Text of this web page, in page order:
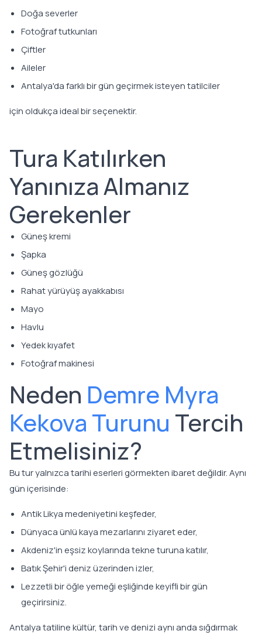
Doğa severler
Fotoğraf tutkunları
Çiftler
Aileler
Antalya'da farklı bir gün geçirmek isteyen tatilciler
için oldukça ideal bir seçenektir.
Tura Katılırken
Yanınıza Almanız
Gerekenler
Güneş kremi
Şapka
Güneş gözlüğü
Rahat yürüyüş ayakkabısı
Mayo
Havlu
Yedek kıyafet
Fotoğraf makinesi
Neden Demre Myra
Kekova Turunu Tercih
Etmelisiniz?
Bu tur yalnızca tarihi eserleri görmekten ibaret değildir. Aynı
gün içerisinde:
Antik Likya medeniyetini keşfeder,
Dünyaca ünlü kaya mezarlarını ziyaret eder,
Akdeniz'in eşsiz koylarında tekne turuna katılır,
Batık Şehir'i deniz üzerinden izler,
Lezzetli bir öğle yemeği eşliğinde keyifli bir gün
geçirirsiniz.
Antalya tatiline kültür, tarih ve denizi aynı anda sığdırmak